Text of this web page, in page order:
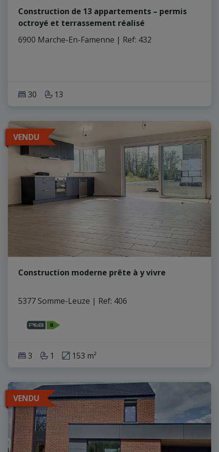
Construction de 13 appartements – permis
octroyé et terrassement réalisé
6900 Marche-En-Famenne | Ref: 432
30 13
VENDU
Construction moderne prête à y vivre
5377 Somme-Leuze | Ref: 406
3 1 153 m²
VENDU